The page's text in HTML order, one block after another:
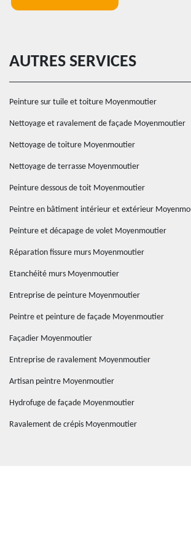
AUTRES SERVICES
Peinture sur tuile et toiture Moyenmoutier
Nettoyage et ravalement de façade Moyenmoutier
Nettoyage de toiture Moyenmoutier
Nettoyage de terrasse Moyenmoutier
Peinture dessous de toit Moyenmoutier
Peintre en bâtiment intérieur et extérieur
Peinture et décapage de volet Moyenmoutier
Réparation fissure murs Moyenmoutier
Etanchéité murs Moyenmoutier
Entreprise de peinture Moyenmoutier
Peintre et peinture de façade Moyenmoutier
Façadier Moyenmoutier
Entreprise de ravalement Moyenmoutier
Artisan peintre Moyenmoutier
Hydrofuge de façade Moyenmoutier
Ravalement de crépis Moyenmoutier